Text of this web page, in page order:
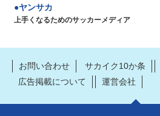
ヤンサカ
上手くなるためのサッカーメディア
お問い合わせ サカイク10か条
広告掲載について
運営会社